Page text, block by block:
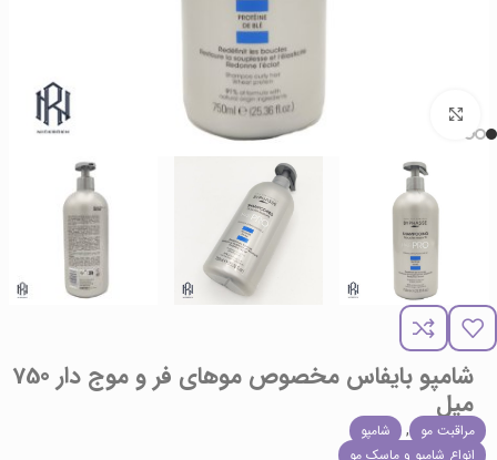
برای بزرگنمایی کلیک کنید
شامپو بایفاس مخصوص موهای فر و موج دار 750
میل
مراقبت مو ,
شامپو
انواع شامپو و ماسک مو